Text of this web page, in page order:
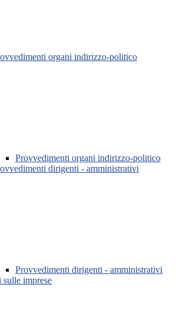
organi indirizzo-politico
Provvedimenti organi indirizzo-politico
dirigenti - amministrativi
Provvedimenti dirigenti - amministrativi
imprese